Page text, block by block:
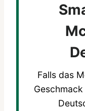
Falls das